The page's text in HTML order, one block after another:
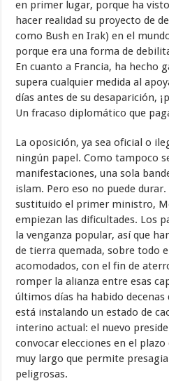
en primer lugar, porque ha
hacer realidad su proyecto de
como Bush en Irak) en el
porque era una forma de
En cuanto a Francia, ha hecho
supera cualquier medida al
días antes de su desaparición,
Un fracaso diplomático que
La oposición, ya sea oficial o
ningún papel. Como tampoco
manifestaciones, una sola
islam. Pero eso no puede
sustituido el primer ministro,
empiezan las dificultades. Los
la venganza popular, así que
de tierra quemada, sobre todo
acomodados, con el fin de
romper la alianza entre esas
últimos días ha habido decenas
está instalando un estado de
interino actual: el nuevo
convocar elecciones en el
muy largo que permite
peligrosas.